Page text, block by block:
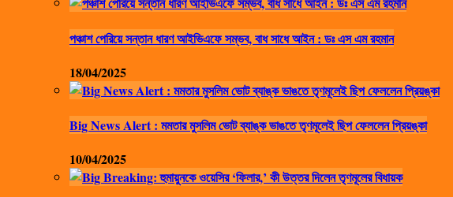
পঞ্চাশ পেরিয়ে সন্তান ধারণ আইভিএফে সম্ভব, বাধ সাধে আইন : ডঃ এস এম রহমান
18/04/2025
Big News Alert : মমতার মুসলিম ভোট ব্যাঙ্ক ভাঙতে তৃণমূলেই ছিপ ফেললেন প্রিয়ঙ্কা
10/04/2025